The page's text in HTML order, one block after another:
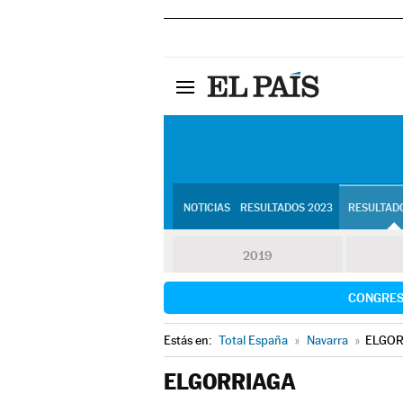
NOTICIAS RESULTADOS 2023
2019
Estás en: Total España » Navarra »
ELGORRIAGA